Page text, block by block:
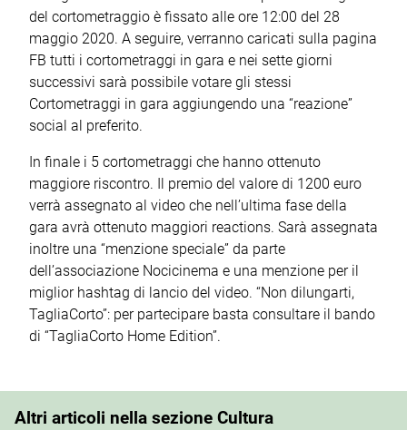
del cortometraggio è fissato alle ore 12:00 del 28
maggio 2020. A seguire, verranno caricati sulla pagina
FB tutti i cortometraggi in gara e nei sette giorni
successivi sarà possibile votare gli stessi
Cortometraggi in gara aggiungendo una “reazione”
social al preferito.
In finale i 5 cortometraggi che hanno ottenuto
maggiore riscontro. Il premio del valore di 1200 euro
verrà assegnato al video che nell’ultima fase della
gara avrà ottenuto maggiori reactions. Sarà assegnata
inoltre una “menzione speciale” da parte
dell’associazione Nocicinema e una menzione per il
miglior hashtag di lancio del video. “Non dilungarti,
TagliaCorto”: per partecipare basta consultare il bando
di “TagliaCorto Home Edition”.
Altri articoli nella sezione Cultura